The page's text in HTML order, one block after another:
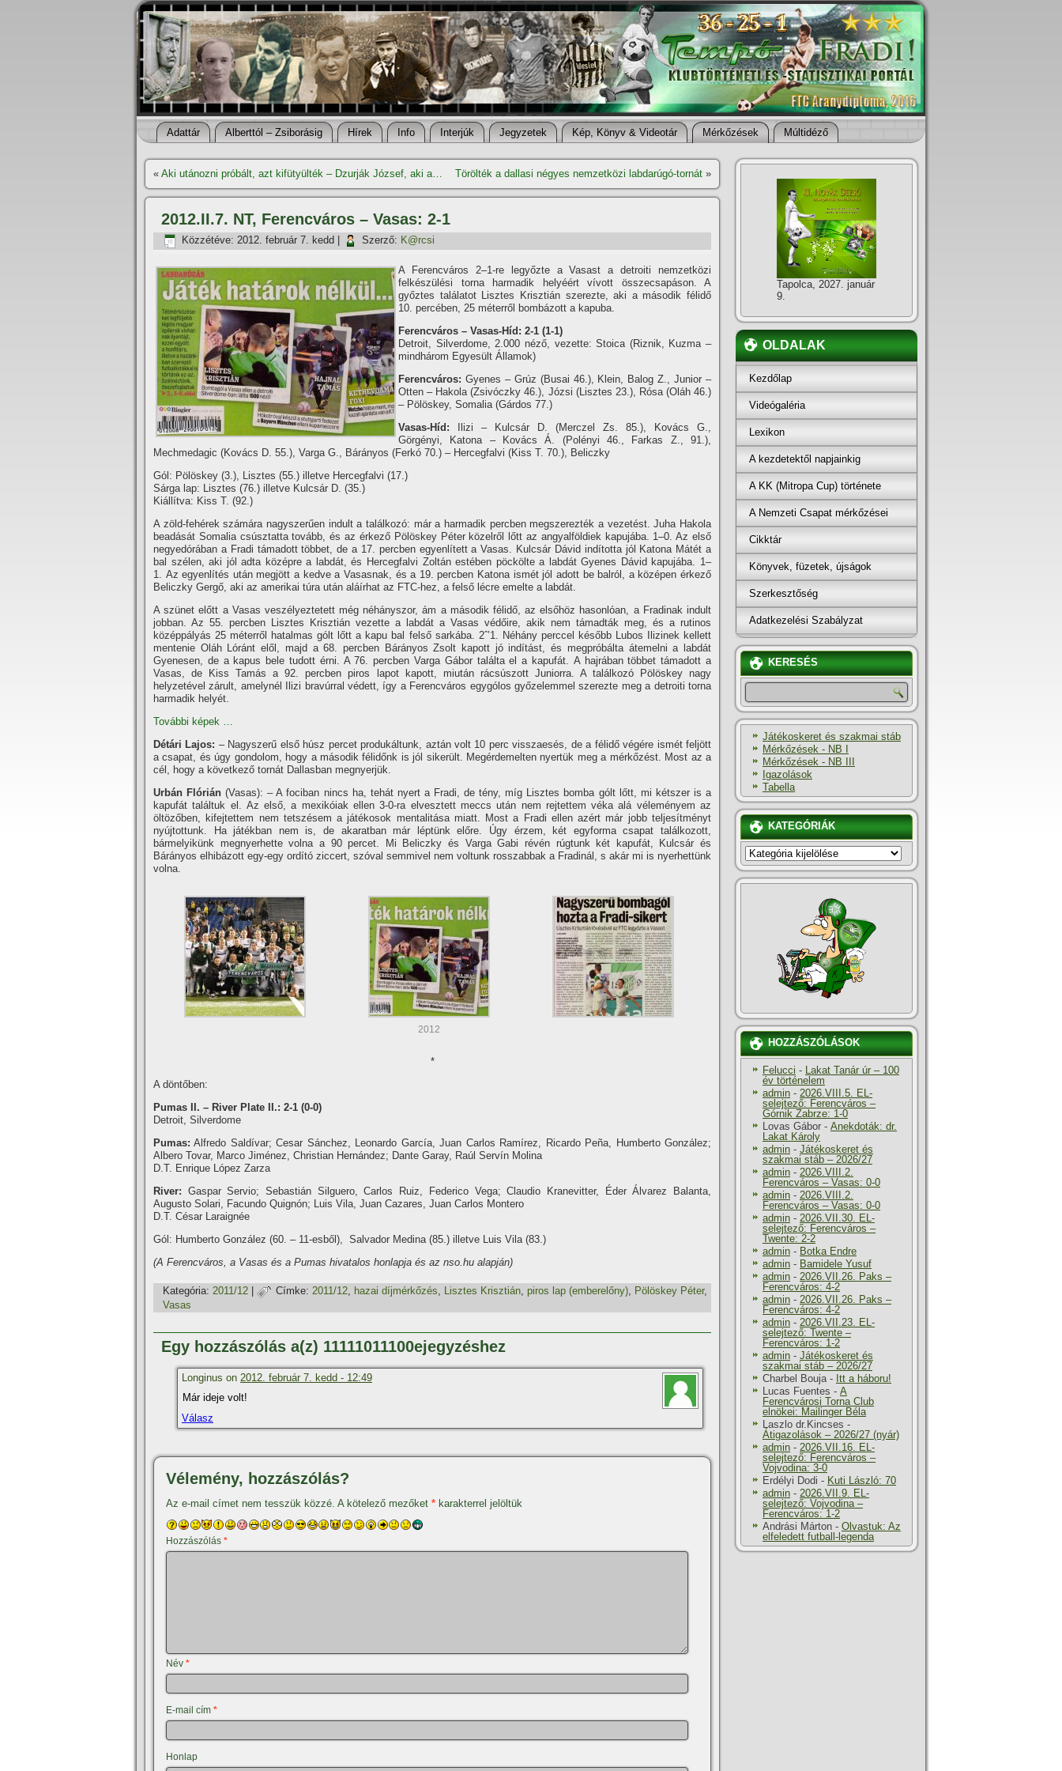
Adattár Alberttól – Zsiborásig Hí­rek Info Interjúk Jegyzetek Kép, Könyv & Videotár Mérkőzések Múltidéző
« Aki utánozni próbált, azt kifütyülték – Dzurják József, aki a… Törölték a dallasi négyes nemzetközi labdarúgó-tornát »
2012.II.7. NT, Ferencváros – Vasas: 2-1
Közzétéve: 2012. február 7. kedd Szerző: K@rcsi
A Ferencváros 2–1-re legyőzte a Vasast a detroiti nemzetközi
felkészülési torna harmadik helyéért ví­vott összecsapáson. A
győztes találatot Lisztes Krisztián szerezte, aki a második félidő
10. percében, 25 méterről bombázott a kapuba.
Ferencváros – Vasas-Hí­d : 2-1 (1-1)
Detroit, Silverdome, 2.000 néző, vezette: Stoica (Riznik, Kuzma –
mindhárom Egyesült Államok)
Ferencváros: Gyenes – Grúz (Busai 46.), Klein, Balog Z., Junior –
Otten – Hakola (Zsivóczky 46.), Józsi (Lisztes 23.), Rósa (Oláh 46.)
– Pölöskey, Somalia (Gárdos 77.)
Vasas-Hí­d: Ilizi – Kulcsár D. (Merczel Zs. 85.), Kovács G.,
Görgényi, Katona – Kovács Á. (Polényi 46., Farkas Z., 91.),
Mechmedagic (Kovács D. 55.), Varga G., Bárányos (Ferkó 70.) – Hercegfalvi (Kiss T. 70.), Beliczky
Gól: Pölöskey (3.), Lisztes (55.) illetve Hercegfalvi (17.)
Sárga lap: Lisztes (76.) illetve Kulcsár D. (35.)
Kiállí­tva: Kiss T. (92.)
A zöld-fehérek számára nagyszerűen indult a találkozó: már a harmadik percben megszerezték a vezetést. Juha Hakola
beadását Somalia csúsztatta tovább, és az érkező Pölöskey Péter közelről lőtt az angyalföldiek kapujába. 1–0. Az első
negyedórában a Fradi támadott többet, de a 17. percben egyenlí­tett a Vasas. Kulcsár Dávid indí­totta jól Katona Mátét a
bal szélen, aki jól adta középre a labdát, és Hercegfalvi Zoltán estében pöckölte a labdát Gyenes Dávid kapujába. 1–
1. Az egyenlí­tés után megjött a kedve a Vasasnak, és a 19. percben Katona ismét jól adott be balról, a középen érkező
Beliczky Gergő, aki az amerikai túra után aláí­rhat az FTC-hez, a felső lécre emelte a labdát.
A szünet előtt a Vasas veszélyeztetett még néhányszor, ám a második félidő, az elsőhöz hasonlóan, a Fradinak indult
jobban. Az 55. percben Lisztes Krisztián vezette a labdát a Vasas védőire, akik nem támadták meg, és a rutinos
középpályás 25 méterről hatalmas gólt lőtt a kapu bal felső sarkába. 2ˆ’1. Néhány perccel később Lubos Ilizinek kellett
mentenie Oláh Lóránt elől, majd a 68. percben Bárányos Zsolt kapott jó indí­tást, és megpróbálta átemelni a labdát
Gyenesen, de a kapus bele tudott érni. A 76. percben Varga Gábor találta el a kapufát. A hajrában többet támadott a
Vasas, de Kiss Tamás a 92. percben piros lapot kapott, miután rácsúszott Juniorra. A találkozó Pölöskey nagy
helyzetével zárult, amelynél Ilizi bravúrral védett, í­gy a Ferencváros egygólos győzelemmel szerezte meg a detroiti torna
harmadik helyét.
További képek …
Détári Lajos: – Nagyszerű első húsz percet produkáltunk, aztán volt 10 perc visszaesés, de a félidő végére ismét feljött
a csapat, és úgy gondolom, hogy a második félidőnk is jól sikerült. Megérdemelten nyertük meg a mérkőzést. Most az a
cél, hogy a következő tornát Dallasban megnyerjük.
Urbán Flórián (Vasas): – A fociban nincs ha, tehát nyert a Fradi, de tény, mí­g Lisztes bomba gólt lőtt, mi kétszer is a
kapufát találtuk el. Az első, a mexikóiak ellen 3-0-ra elvesztett meccs után nem rejtettem véka alá véleményem az
öltözőben, kifejtettem nem tetszésem a játékosok mentalitása miatt. Most a Fradi ellen azért már jobb teljesí­tményt
nyújtottunk. Ha játékban nem is, de akaratban már léptünk előre. Úgy érzem, két egyforma csapat találkozott,
bármelyikünk megnyerhette volna a 90 percet. Mi Beliczky és Varga Gabi révén rúgtunk két kapufát, Kulcsár és
Bárányos elhibázott egy-egy ordí­tó ziccert, szóval semmivel nem voltunk rosszabbak a Fradinál, s akár mi is nyerhettünk
volna.
2012
*
A döntőben:
Pumas II. – River Plate II.: 2-1 (0-0)
Detroit, Silverdome
Pumas: Alfredo Saldí­var; Cesar Sánchez, Leonardo Garcí­a, Juan Carlos Ramí­rez, Ricardo Peña, Humberto González;
Albero Tovar, Marco Jiménez, Christian Hernández; Dante Garay, Raúl Serví­n Molina
D.T. Enrique López Zarza
River: Gaspar Servio; Sebastián Silguero, Carlos Ruiz, Federico Vega; Claudio Kranevitter, Éder Álvarez Balanta,
Augusto Solari, Facundo Quignón; Luis Vila, Juan Cazares, Juan Carlos Montero
D.T. César Laraignée
Gól: Humberto González (60. – 11-esből), Salvador Medina (85.) illetve Luis Vila (83.)
(A Ferencváros, a Vasas és a Pumas hivatalos honlapja és az nso.hu alapján)
Kategória: 2011/12 Címke: 2011/12, hazai dí­jmérkőzés, Lisztes Krisztián, piros lap (emberelőny), Pölöskey Péter,
Vasas
Egy hozzászólás a(z) 11111011100ejegyzéshez
Longinus on 2012. február 7. kedd - 12:49
Már ideje volt!
Válasz
Vélemény, hozzászólás?
Az e-mail címet nem tesszük közzé. A kötelező mezőket * karakterrel jelöltük
Hozzászólás *
Név *
E-mail cím *
Honlap
Tapolca, 2027. január
9.
OLDALAK
Kezdőlap
Videógaléria
Lexikon
A kezdetektől napjainkig
A KK (Mitropa Cup) története
A Nemzeti Csapat mérkőzései
Cikktár
Könyvek, füzetek, újságok
Szerkesztőség
Adatkezelési Szabályzat
KERESÉS
Játékoskeret és szakmai stáb
Mérkőzések - NB I
Mérkőzések - NB III
Igazolások
Tabella
KATEGÓRIÁK
KATEGÓRIÁK
HOZZÁSZÓLÁSOK
Felucci - Lakat Tanár úr – 100
év történelem
admin - 2026.VIII.5. EL-
selejtező: Ferencváros –
Górnik Zabrze: 1-0
Lovas Gábor - Anekdoták: dr.
Lakat Károly
admin - Játékoskeret és
szakmai stáb – 2026/27
admin - 2026.VIII.2.
Ferencváros – Vasas: 0-0
admin - 2026.VIII.2.
Ferencváros – Vasas: 0-0
admin - 2026.VII.30. EL-
selejtező: Ferencváros –
Twente: 2-2
admin - Botka Endre
admin - Bamidele Yusuf
admin - 2026.VII.26. Paks –
Ferencváros: 4-2
admin - 2026.VII.26. Paks –
Ferencváros: 4-2
admin - 2026.VII.23. EL-
selejtező: Twente –
Ferencváros: 1-2
admin - Játékoskeret és
szakmai stáb – 2026/27
Charbel Bouja- Itt a háboru!
Lucas Fuentes - A
Ferencvárosi Torna Club
elnökei: Mailinger Béla
Laszlo dr.Kincses -
Átigazolások – 2026/27 (nyár)
admin - 2026.VII.16. EL-
selejtező: Ferencváros –
Vojvodina: 3-0
Erdélyi Dodi - Kuti László: 70
admin - 2026.VII.9. EL-
selejtező: Vojvodina –
Ferencváros: 1-2
Andrási Márton - Olvastuk: Az
elfeledett futball-legenda